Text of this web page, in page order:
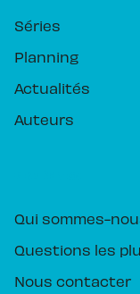
Séries
Planning
Actualités
Auteurs
Qui sommes-
Questions les
Nous contacter